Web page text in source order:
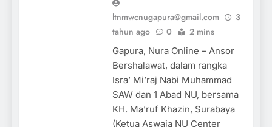
ltnmwcnugapura@gmail.com
3
tahun ago
0 2 mins
Gapura, Nura Online – Ansor
Bershalawat, dalam rangka
Isra’ Mi’raj Nabi Muhammad
SAW dan 1 Abad NU, bersama
KH. Ma’ruf Khazin, Surabaya
(Ketua Aswaja NU Center